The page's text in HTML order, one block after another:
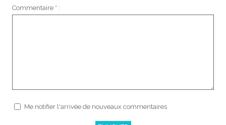
Commentaire * :
Me notifier l'arrivée de nouveaux commentaires